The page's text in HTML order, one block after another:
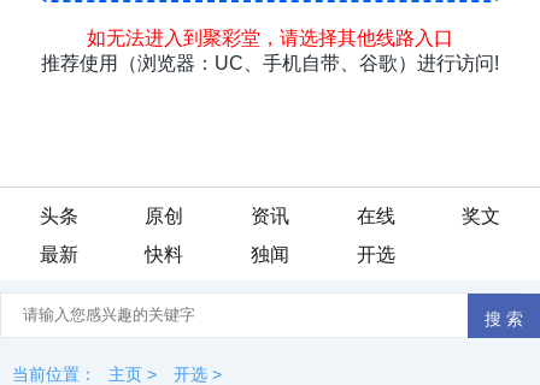
头条 原创 资讯 在线
奖文
最新
快料 独闻 开选
当前位置： 主页 > 开选 >